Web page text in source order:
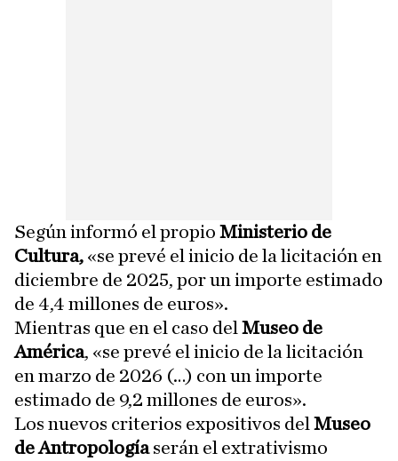
Según informó el propio Ministerio de
Cultura, «se prevé el inicio de la licitación en
diciembre de 2025, por un importe estimado
de 4,4 millones de euros».
Mientras que en el caso del Museo de
América, «se prevé el inicio de la licitación
en marzo de 2026 (…) con un importe
estimado de 9,2 millones de euros».
Los nuevos criterios expositivos del Museo
de Antropologíaserán el extrativismo